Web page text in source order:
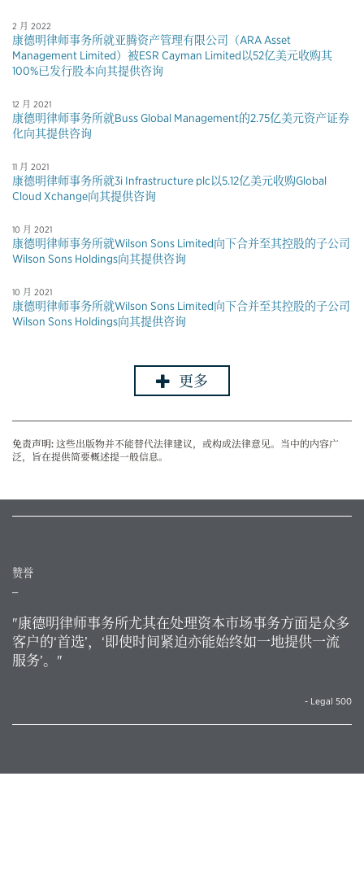
2 月 2022
康德明律师事务所就亚腾资产管理有限公司（ARA Asset
Management Limited）被ESR Cayman Limited以52亿美元收购其
100%已发行股本向其提供咨询
12 月 2021
康德明律师事务所就Buss Global Management的2.75亿美元资产证券
化向其提供咨询
11 月 2021
康德明律师事务所就3i Infrastructure plc以5.12亿美元收购Global
Cloud Xchange向其提供咨询
10 月 2021
康德明律师事务所就Wilson Sons Limited向下合并至其控股的子公司
Wilson Sons Holdings向其提供咨询
10 月 2021
康德明律师事务所就Wilson Sons Limited向下合并至其控股的子公司
Wilson Sons Holdings向其提供咨询
更多
免责声明: 这些出版物并不能替代法律建议，或构成法律意见。当中的内容广
泛，旨在提供简要概述提一般信息。
赞誉
"康德明律师事务所尤其在处理资本市场事务方面是众多
客户的‘首选’，‘即使时间紧迫亦能始终如一地提供一流
服务’。"
- Legal 500